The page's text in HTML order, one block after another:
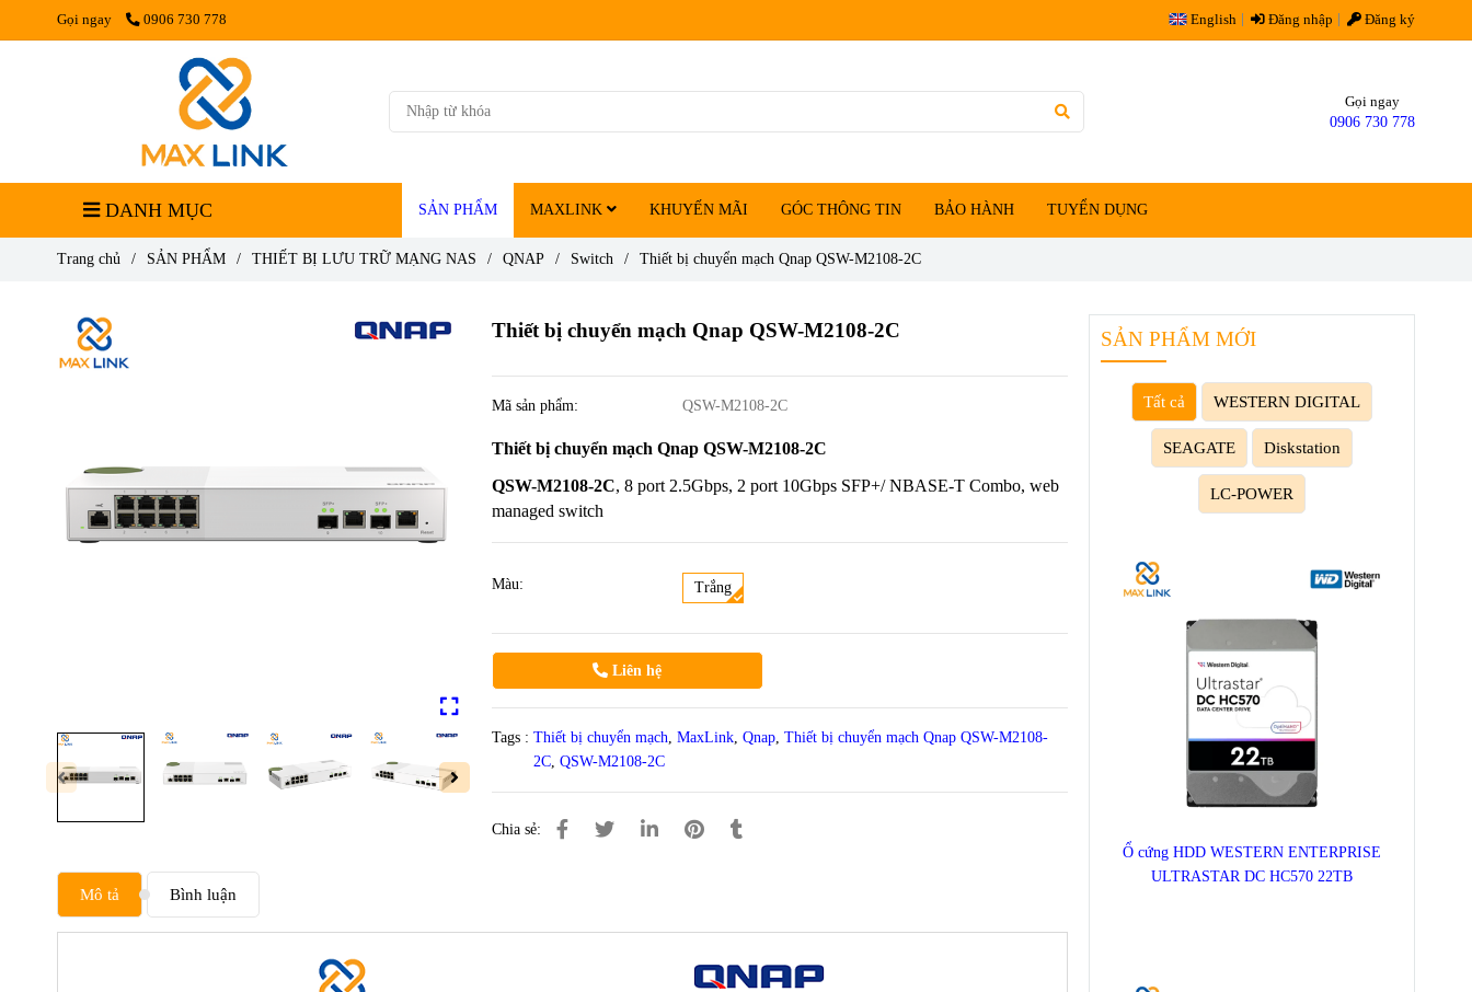
Gọi ngay 0906 730 778 English Đăng nhập Đăng ký
Gọi ngay
0906 730 778
DANH MỤC SẢN PHẨM MAXLINK KHUYẾN MÃI GÓC THÔNG TIN BẢO HÀNH TUYỂN DỤNG
Trang chủ / SẢN PHẨM / THIẾT BỊ LƯU TRỮ MẠNG NAS / QNAP / Switch / Thiết bị chuyển mạch Qnap QSW-M2108-2C
Thiết bị chuyển mạch Qnap QSW-M2108-2C
Mã sản phẩm: QSW-M2108-2C
Thiết bị chuyển mạch Qnap QSW-M2108-2C
QSW-M2108-2C, 8 port 2.5Gbps, 2 port 10Gbps SFP+/ NBASE-T Combo, web
managed switch
Màu: Trắng
Liên hệ
Tags : Thiết bị chuyển mạch MaxLink, Qnap, Thiết bị chuyển mạch Qnap QSW-M2108-
2C, QSW-M2108-2C
Chia sẻ:
Mô tả Bình luận
SẢN PHẨM MỚI
Tất cả WESTERN DIGITAL
SEAGATE Diskstation
LC-POWER
Ổ cứng HDD WESTERN ENTERPRISE
ULTRASTAR DC HC570 22TB